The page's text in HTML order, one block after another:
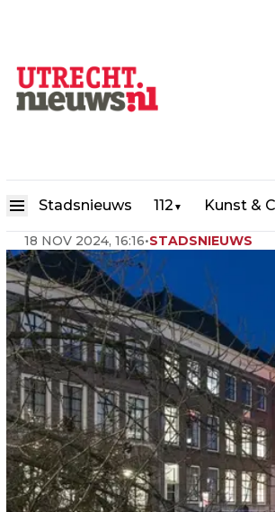
Stadsnieuws 112 ▼ Kunst &
18 NOV 2024, 16:16•STADSNIEUWS